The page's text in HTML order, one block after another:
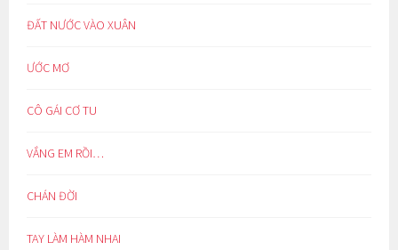
ĐẤT NƯỚC VÀO XUÂN
ƯỚC MƠ
CÔ GÁI CƠ TU
VẮNG EM RỒI…
CHÁN ĐỜI
TAY LÀM HÀM NHAI